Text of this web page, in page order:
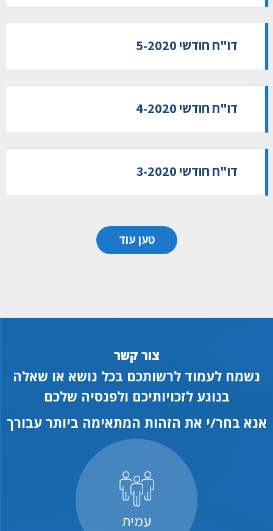
דו"ח חודשי 5-2020
דו"ח חודשי 4-2020
דו"ח חודשי 3-2020
טען עוד
צור קשר
נשמח לעמוד לרשותכם בכל נושא או שאלה
בנוגע לזכויותיכם ולפנסיה שלכם
אנא בחר/י את הזהות המתאימה ביותר עבורך
עמית